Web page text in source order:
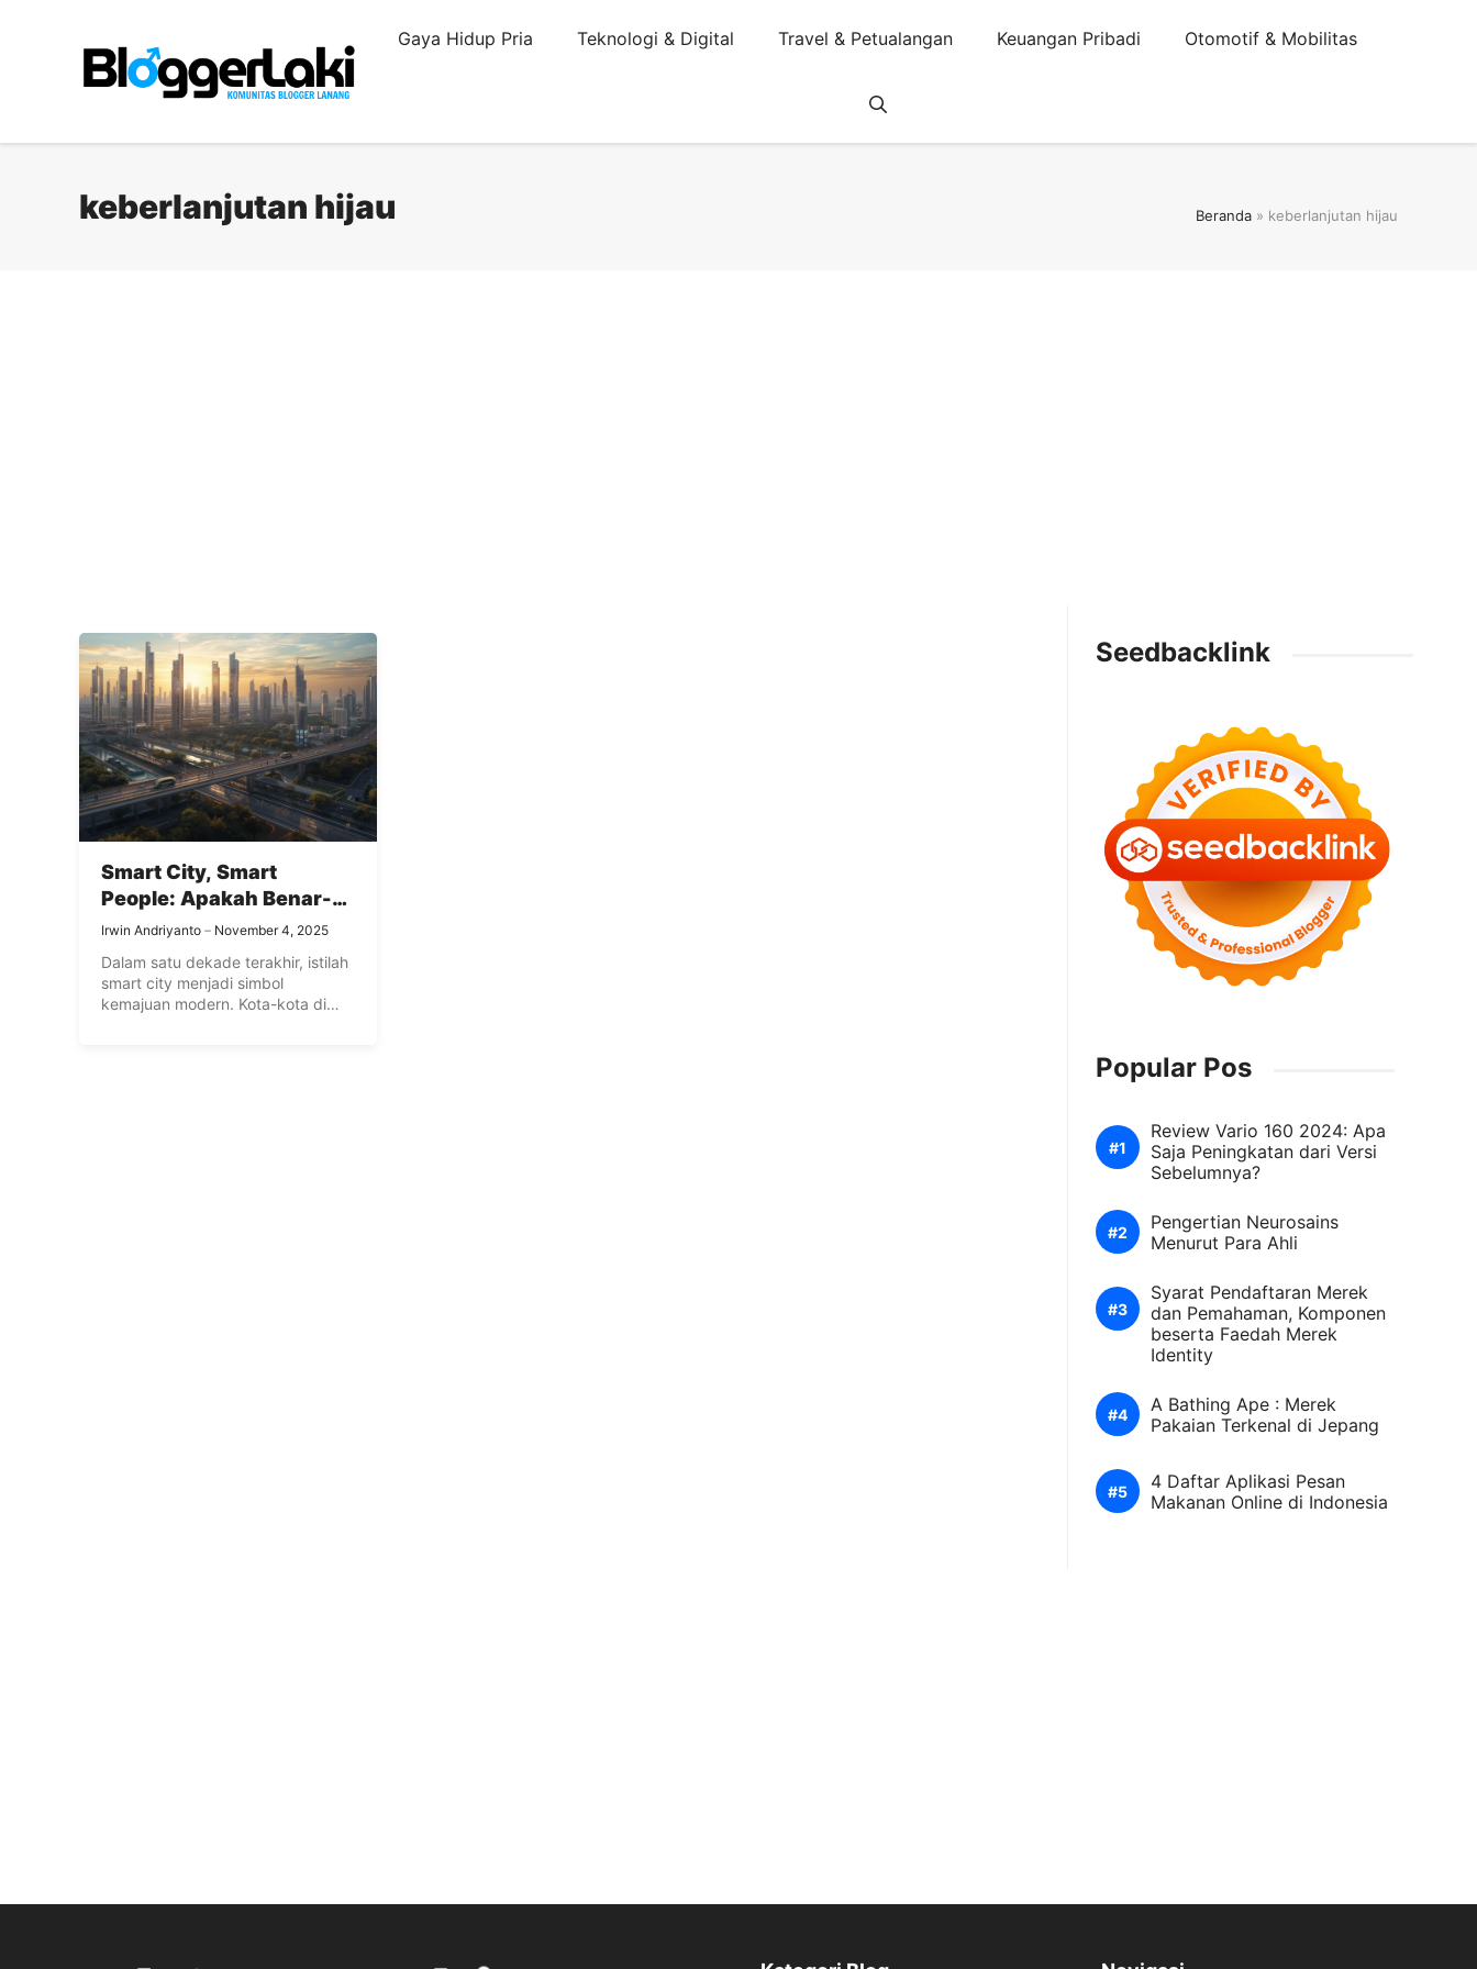
Gaya Hidup Pria Teknologi & Digital Travel & Petualangan Keuangan Pribadi Otomotif & Mobilitas
keberlanjutan hijau Beranda » keberlanjutan hijau
Smart City, Smart
People: Apakah Benar-
Benar Cerdas Mengelola
Bumi?
Irwin Andriyanto November 4, 2025
Dalam satu dekade terakhir, istilah
smart city menjadi simbol
kemajuan modern. Kota-kota di
Seedbacklink
Popular Pos
Review Vario 160 2024: Apa
Saja Peningkatan dari Versi
Sebelumnya?
Pengertian Neurosains
Menurut Para Ahli
Syarat Pendaftaran Merek
dan Pemahaman, Komponen
beserta Faedah Merek
Identity
A Bathing Ape : Merek
Pakaian Terkenal di Jepang
4 Daftar Aplikasi Pesan
Makanan Online di Indonesia